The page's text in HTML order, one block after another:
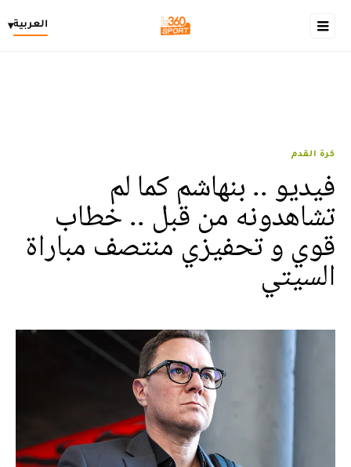
العربية▾
كرة القدم
فيديو .. بنهاشم كما لم
تشاهدونه من قبل .. خطاب
قوي و تحفيزي منتصف مباراة
السيتي